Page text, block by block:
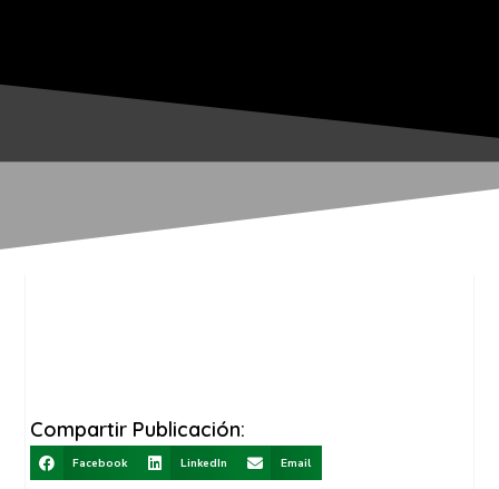
Compartir Publicación:
Facebook LinkedIn Email